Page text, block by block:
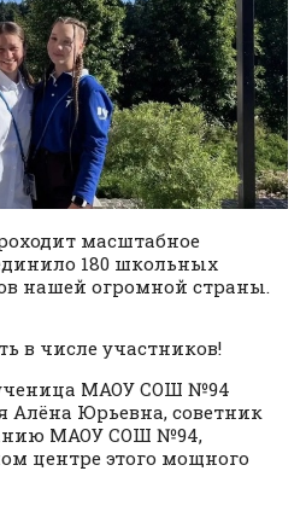
масштабное
180 школьных
нашей огромной страны.
в числе участников!
МАОУ СОШ №94
Алёна Юрьевна, советник
МАОУ СОШ №94,
центре этого мощного